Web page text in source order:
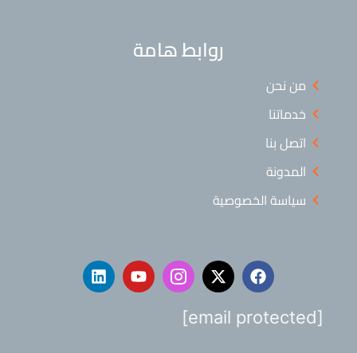
روابط هامة
من نحن
خدماتنا
اتصل بنا
المدونة
سياسة الخصوصية
[email protected]